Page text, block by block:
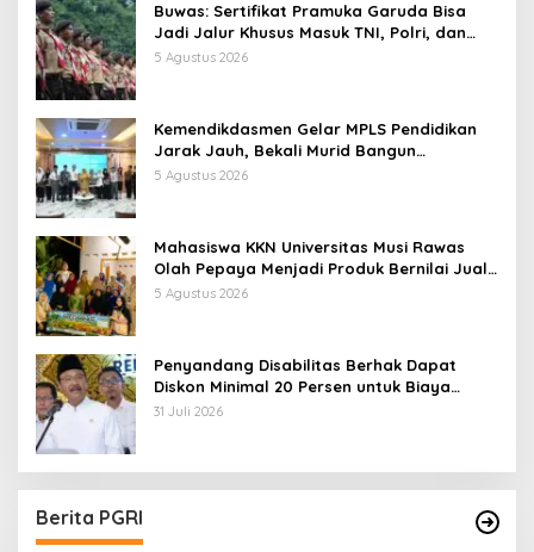
Buwas: Sertifikat Pramuka Garuda Bisa
Jadi Jalur Khusus Masuk TNI, Polri, dan
Perguruan Tinggi
5 Agustus 2026
Kemendikdasmen Gelar MPLS Pendidikan
Jarak Jauh, Bekali Murid Bangun
Kemandirian Belajar
5 Agustus 2026
Mahasiswa KKN Universitas Musi Rawas
Olah Pepaya Menjadi Produk Bernilai Jual
Tinggi, Dorong UMKM Desa Air Satan
5 Agustus 2026
Penyandang Disabilitas Berhak Dapat
Diskon Minimal 20 Persen untuk Biaya
Sekolah dan Kuliah
31 Juli 2026
Berita PGRI